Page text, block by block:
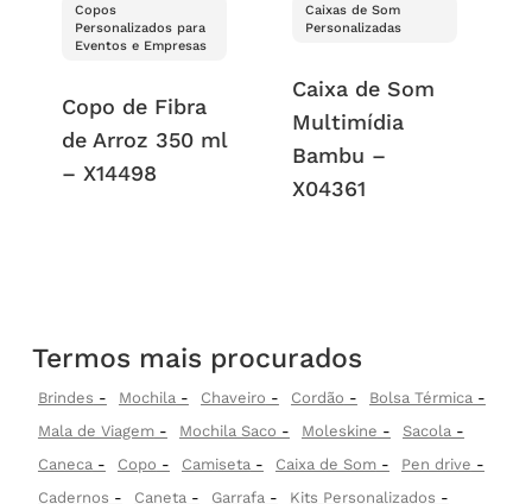
Copos
Personalizados para
Eventos e Empresas
Copo de Fibra
de Arroz 350 ml
– X14498
Caixas de Som
Personalizadas
Caixa de Som
Multimídia
Bambu –
X04361
Termos mais procurados
Brindes Mochila Chaveiro Cordão
Bolsa Térmica
Mala de Viagem
Mochila Saco Moleskine
Sacola
Caneca
Copo Camiseta Caixa de Som
Pen drive
Cadernos
Caneta Garrafa
Kits Personalizados